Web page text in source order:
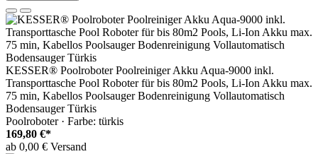
KESSER® Poolroboter Poolreiniger Akku Aqua-9000 inkl.
Transporttasche Pool Roboter für bis 80m2 Pools, Li-Ion Akku max.
75 min, Kabellos Poolsauger Bodenreinigung Vollautomatisch
Bodensauger Türkis
Poolroboter · Farbe: türkis
169,80 €*
ab 0,00 € Versand